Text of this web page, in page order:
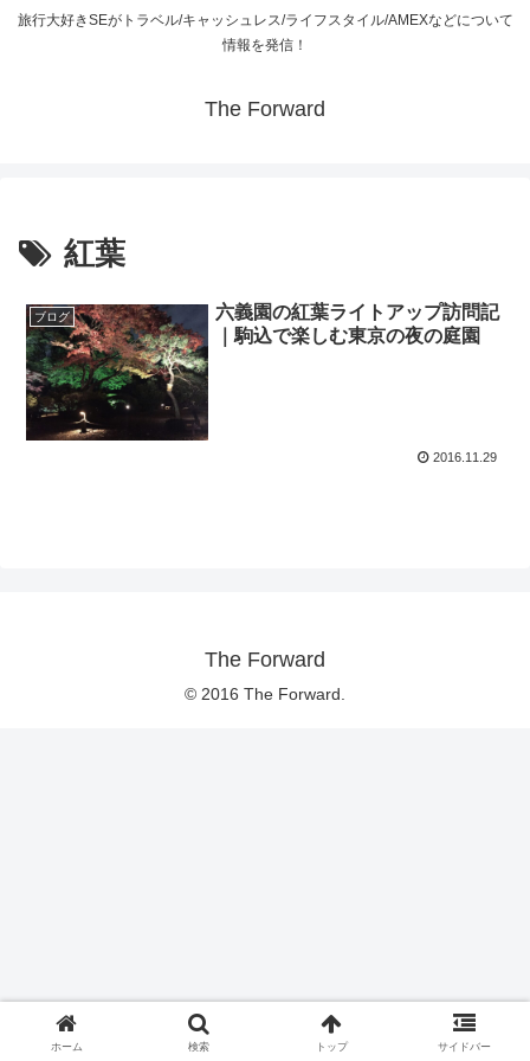
旅行大好きSEがトラベル/キャッシュレス/ライフスタイル/AMEXなどについて
情報を発信！
The Forward
紅葉
ブログ
六義園の紅葉ライトアップ訪問記
｜駒込で楽しむ東京の夜の庭園
2016.11.29
The Forward
© 2016 The Forward.
ホーム 検索 トップ サイドバー